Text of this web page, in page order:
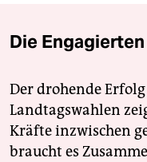
Die
Der drohende
Landtagswahlen
Kräfte inzwischen
braucht es